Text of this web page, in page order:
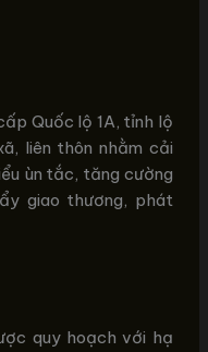
Quốc lộ 1A, tỉnh lộ
liên thôn nhằm cải
ùn tắc, tăng cường
giao thương, phát
quy hoạch với hạ